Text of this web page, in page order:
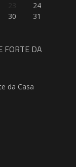
23
24
30 31
FORTE DA
da Casa